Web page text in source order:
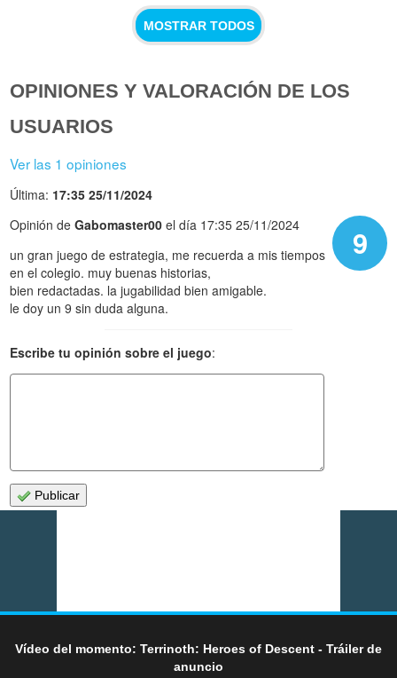
MOSTRAR TODOS
OPINIONES Y VALORACIÓN DE LOS
USUARIOS
Ver las 1 opiniones
Última: 17:35 25/11/2024
9
Opinión deGabomaster00 el día 17:35 25/11/2024
un gran juego de estrategia, me recuerda a mis tiempos
en el colegio. muy buenas historias,
bien redactadas. la jugabilidad bien amigable.
le doy un 9 sin duda alguna.
Escribe tu opinión sobre el juego:
Publicar
Vídeo del momento: Terrinoth: Heroes of Descent - Tráiler de
anuncio